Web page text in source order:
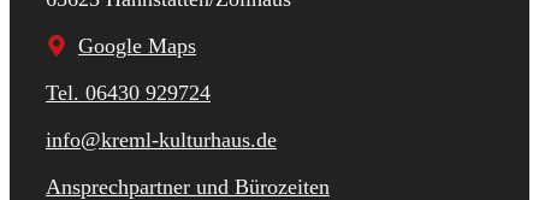
Google Maps
Tel. 06430 929724
info@kreml-kulturhaus.de
Ansprechpartner und Bürozeiten